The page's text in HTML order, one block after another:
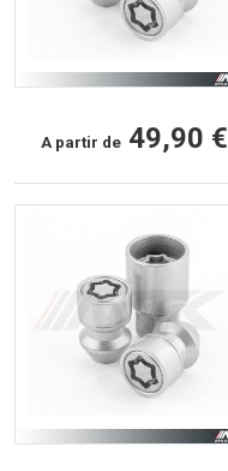
A partir de 49,90 €